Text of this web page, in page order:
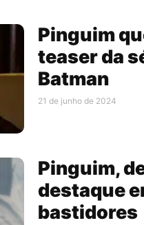
Pinguim
teaser da
Batman
21 de junho de 2024
Pinguim,
destaque
bastidores